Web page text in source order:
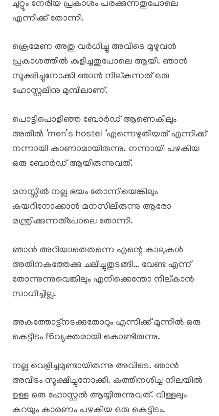
ചുറ്റും നേരിയ പ്രകാശം പരക്കുന്നതുപോലെ
എന്നിക്ക് തോന്നി.
ക്രെമേണ അതു വർധിച്ചു അവിടെ മുഴുവൻ
പ്രകാശത്തിൽ കുളിച്ചതുപോലെ ആയി. ഞാൻ
സൂക്ഷിച്ചുനോക്കി ഞാൻ നില്കുന്നത് ഒരു
ഹോസ്റ്റലിനു മുമ്പിലാണ്.
പൊട്ടിപൊളിഞ്ഞ ബോർഡ്‌ ആണെകിലും
അതിൽ ‘men’s hostel ‘എന്നെഴുതിയത് എന്നിക്ക്
നന്നായി കാണാമായിരുന്നു. നന്നായി പഴകിയ
ഒരു ബോർഡ്‌ ആയിരുന്നുവത്.
മനസ്സിൽ നല്ല ഭയം തോന്നിയെങ്കിലും
കയറിനോക്കാൻ മനസിലിരുന്നു ആരോ
മന്ത്രിക്കുന്നത്പോലെ തോന്നി.
ഞാൻ അറിയാതെതന്നെ എന്റെ കാലുകൾ
അതിനകത്തേക്കു ചലിച്ചുതുടങ്ങി… വേണ്ട എന്ന്
തോന്നുന്നുവെങ്കിലും എനിക്കെന്തോ നില്കാൻ
സാധിച്ചില്ല.
അകത്തോട്ട്നടക്കുതോറും എന്നിക്ക് മുന്നിൽ ഒരു
കെട്ടിടം f6വ്യക്തമായി കൊണ്ടിരുന്നു.
നല്ല വെളിച്ചമുണ്ടായിരുന്നു അവിടെ. ഞാൻ
അവിടം സൂക്ഷിച്ചുനോക്കി. കത്തിനശിച്ച നിലയിൽ
ഉള്ള ഒരു ഹോസ്റ്റൽ ആയ്യിരുന്നുവത്. വിള്ളലും
കറയും കാരണം പഴകിയ ഒരു കെട്ടിടം.